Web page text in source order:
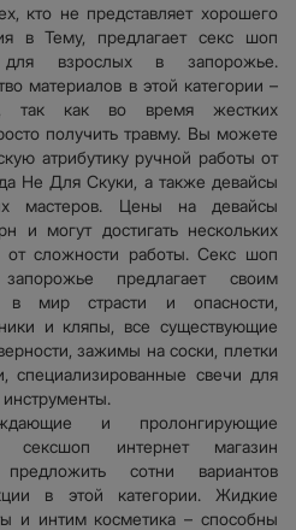
кто не представляет хорошего
в Тему, предлагает секс шоп
для взрослых в запорожье.
материалов в этой категории –
так как во время жестких
получить травму. Вы можете
атрибутику ручной работы от
Не Для Скуки, а также девайсы
мастеров. Цены на девайсы
и могут достигать нескольких
от сложности работы. Секс шоп
предлагает своим
в мир страсти и опасности,
и кляпы, все существующие
зажимы на соски, плетки
свечи для
и пролонгирующие
сексшоп интернет магазин
сотни вариантов
в этой категории. Жидкие
и интим косметика – способны